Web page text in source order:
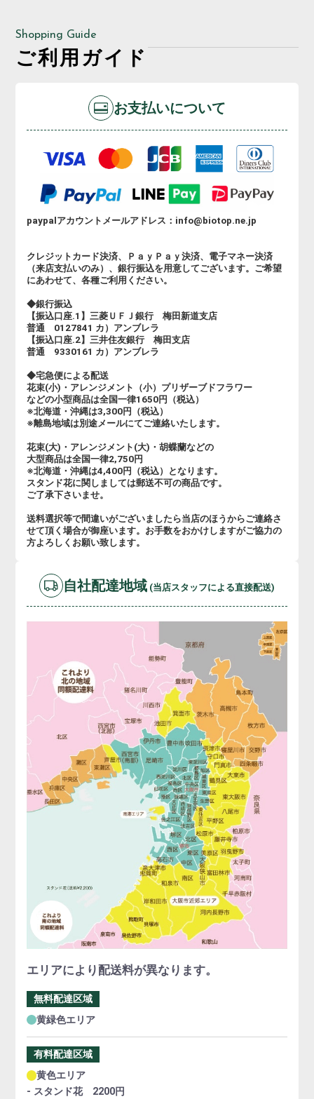
Shopping Guide
ご利用ガイド
お支払いについて
paypalアカウントメールアドレス：info@biotop.ne.jp
クレジットカード決済、ＰａｙＰａｙ決済、電子マネー決済
（来店支払いのみ）、銀行振込を用意してございます。ご希望
にあわせて、各種ご利用ください。
◆銀行振込
【振込口座.1】三菱ＵＦＪ銀行 梅田新道支店
普通 0127841 カ）アンブレラ
【振込口座.2】三井住友銀行 梅田支店
普通 9330161 カ）アンブレラ
◆宅急便による配送
花束(小)・アレンジメント（小）プリザーブドフラワー
などの小型商品は全国一律1650円（税込）
※北海道・沖縄は3,300円（税込）
※離島地域は別途メールにてご連絡いたします。
花束(大)・アレンジメント(大)・胡蝶蘭などの
大型商品は全国一律2,750円
※北海道・沖縄は4,400円（税込）となります。
スタンド花に関しましては郵送不可の商品です。
ご了承下さいませ。
送料選択等で間違いがございましたら当店のほうからご連絡さ
せて頂く場合が御座います。お手数をおかけしますがご協力の
方よろしくお願い致します。
自社配達地域 (当店スタッフによる直接配送)
エリアにより配送料が異なります。
無料配達区域
黄緑色エリア
有料配達区域
黄色エリア
- スタンド花 2200円